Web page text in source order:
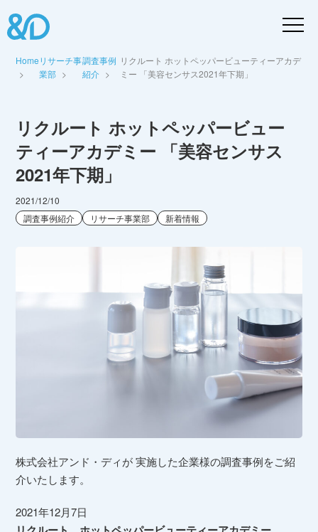
Homeリサーチ事
業部
調査事例
紹介
リクルート ホットペッパービューティーアカデ
ミー 「美容センサス2021年下期」
リクルート ホットペッパービュー
ティーアカデミー 「美容センサス
2021年下期」
2021/12/10
調査事例紹介
リサーチ事業部 新着情報
株式会社アンド・ディが 実施した企業様の調査事例をご紹
介いたします。
2021年12月7日